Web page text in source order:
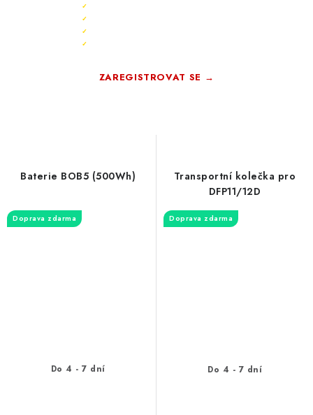
✓
✓
✓
✓
ZAREGISTROVAT SE →
Baterie BOB5 (500Wh)
Doprava zdarma
Do 4 - 7 dní
Transportní kolečka pro
DFP11/12D
Doprava zdarma
Do 4 - 7 dní